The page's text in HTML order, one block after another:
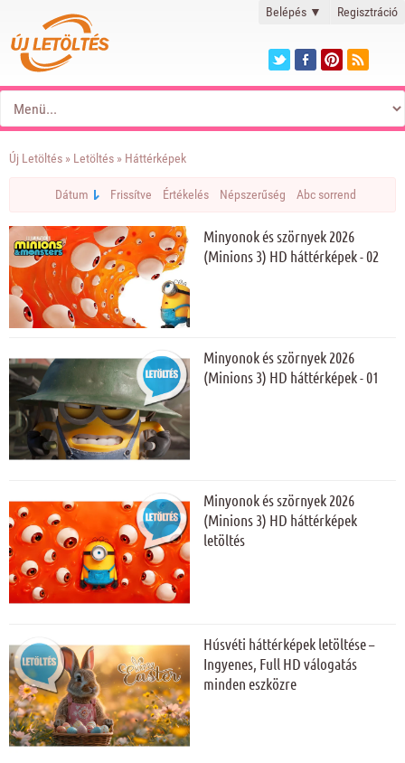
Belépés ▼ Regisztráció
Új Letöltés » Letöltés » Háttérképek
Dátum Frissítve Értékelés Népszerűség Abc sorrend
Minyonok és szörnyek 2026
(Minions 3) HD háttérképek - 02
Minyonok és szörnyek 2026
(Minions 3) HD háttérképek - 01
Minyonok és szörnyek 2026
(Minions 3) HD háttérképek
letöltés
Húsvéti háttérképek letöltése –
Ingyenes, Full HD válogatás
minden eszközre